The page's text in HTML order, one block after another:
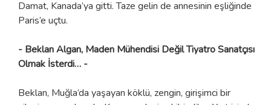
Damat, Kanada’ya gitti. Taze gelin de annesinin eşliğinde
Paris’e uçtu.
- Beklan Algan, Maden Mühendisi Değil Tiyatro Sanatçısı
Olmak İsterdi… -
Beklan, Muğla’da yaşayan köklü, zengin, girişimci bir